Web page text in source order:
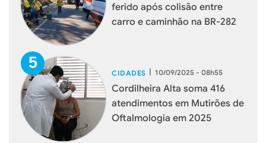
ferido após colisão entre
carro e caminhão na BR-282
CIDADES | 10/09/2025 - 08h55
Cordilheira Alta soma 416
atendimentos em Mutirões de
Oftalmologia em 2025